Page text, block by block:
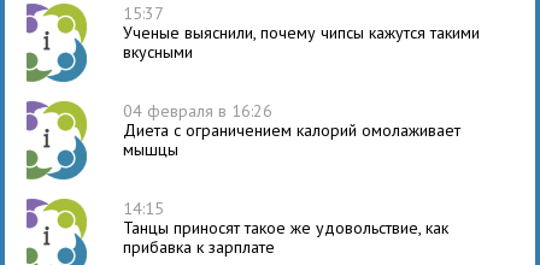
15:37
Ученые выяснили, почему чипсы кажутся такими
вкусными
04 февраля в 16:26
Диета с ограничением калорий омолаживает
мышцы
14:15
Танцы приносят такое же удовольствие, как
прибавка к зарплате